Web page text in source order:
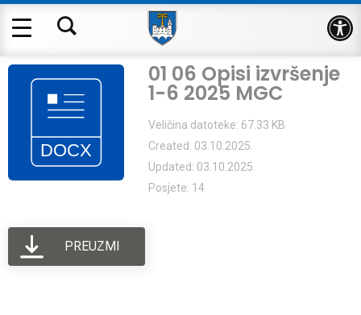
01 06 Opisi izvršenje
1-6 2025 MGC
Veličina datoteke: 67.33 KB
Created: 03.10.2025.
Updated: 03.10.2025.
Posjete: 14
PREUZMI